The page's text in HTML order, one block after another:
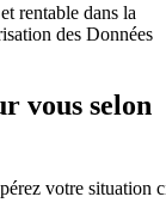
rentable dans la
des Données
vous selon
votre situation